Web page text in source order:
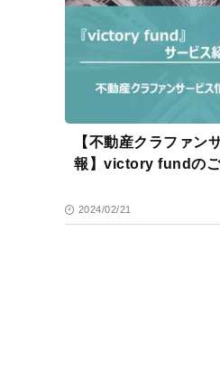
【不動産クラファン
報】victory fundの
2024/02/21